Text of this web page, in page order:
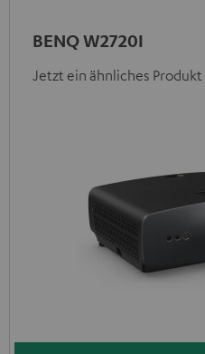
BENQ W2720I
Jetzt ein ähnliches Produkt